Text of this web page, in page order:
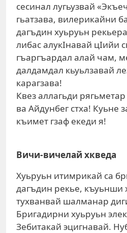
сесинал лугьузвай
гьатзава, вилерикайни
дагъдин хуьруьн
либас алукIнавай цIийи
гъаргъардал алай чам,
далдамдал кьуьлзавай
карагзава!
Квез аллагьди
ва Айдунбег стха! Куьне
къимет гзаф екеди я!
Вичи-вичелай хкведа
Хуьруьн итимрикай са
дагъдин рекье, къуьнши
тухванвай шалманар
Бригадирни хуьруьн
Зебитакай эцигнавай.